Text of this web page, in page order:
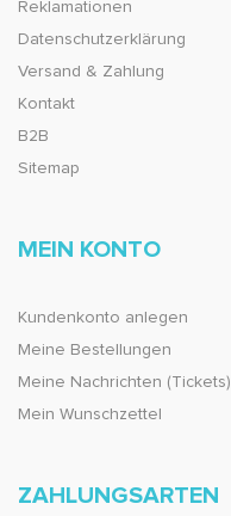
Reklamationen
Datenschutzerklärung
Versand & Zahlung
Kontakt
B2B
Sitemap
MEIN KONTO
Kundenkonto anlegen
Meine Bestellungen
Meine Nachrichten (Tickets)
Mein Wunschzettel
ZAHLUNGSARTEN